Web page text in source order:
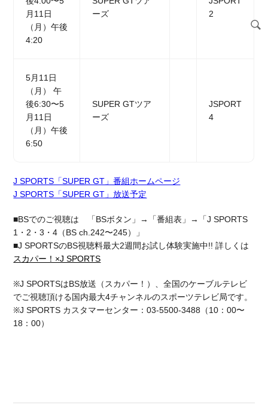
月11日
（月）午後
4:20
ーズ
2
5月11日
（月） 午
後6:30〜5
月11日
（月）午後
6:50
SUPER GTツア
ーズ
JSPORT
4
J SPORTS「SUPER GT」番組ホームページ
J SPORTS「SUPER GT」放送予定
■BSでのご視聴は 「BSボタン」→「番組表」→「J SPORTS
1・2・3・4（BS ch.242〜245）」
■J SPORTSのBS視聴料最大2週間お試し体験実施中!! 詳しくは
スカパー！×J SPORTS
※J SPORTSはBS放送（スカパー！）、全国のケーブルテレビ
でご視聴頂ける国内最大4チャンネルのスポーツテレビ局です。
※J SPORTS カスタマーセンター：03-5500-3488（10：00〜
18：00）